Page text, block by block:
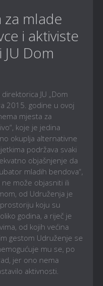
za mlade
i aktiviste
Dom
JU „Dom
2015. godine u ovoj
mjesta za
koje je jedina
okuplja alternativne
podržava svaki
objašnjenje da
mladih bendova“,
može objasniti ili
od Udruženja je
koju su
godina, a riječ je
od kojih većina
gestom Udruženje se
mu se, po
jer ono nema
aktivnosti.